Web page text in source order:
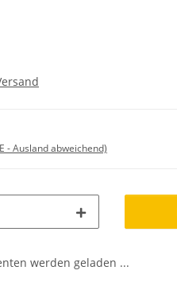
- Ausland abweichend)
werden geladen ...